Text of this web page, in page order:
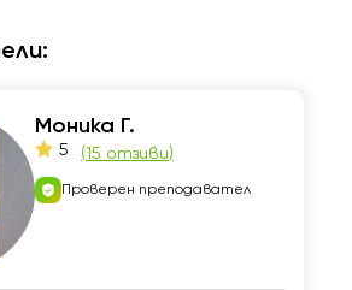
Моника Г.
5 (15 отзиви)
Проверен преподавател